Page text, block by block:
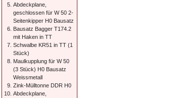
Abdeckplane,
geschlossen für W 50 2-
Seitenkipper H0 Bausatz
Bausatz Bagger T174.2
mit Haken in TT
Schwalbe KR51 in TT (1
Stück)
Maulkupplung für W 50
(3 Stück) H0 Bausatz
Weissmetall
Zink-Mülltonne DDR H0
Abdeckplane,